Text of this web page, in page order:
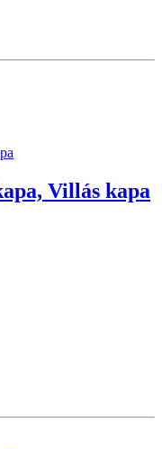
Villás kapa